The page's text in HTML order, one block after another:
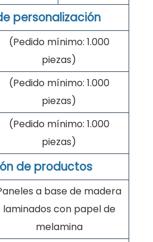
personalización
(Pedido mínimo: 1.000
piezas)
(Pedido mínimo: 1.000
piezas)
(Pedido mínimo: 1.000
piezas)
de productos
a base de madera
laminados con papel de
melamina